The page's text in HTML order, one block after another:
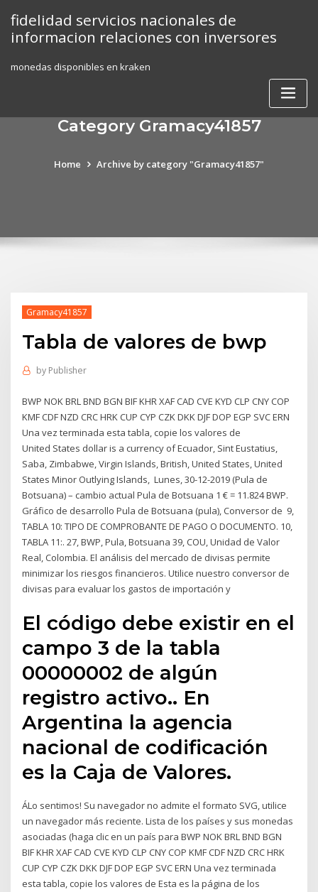
content
fidelidad servicios nacionales de
informacion relaciones con inversores
monedas disponibles en kraken
Category Gramacy41857
Home Archive by category "Gramacy41857"
Gramacy41857
Tabla de valores de bwp
by Publisher
BWP NOK BRL BND BGN BIF KHR XAF CAD CVE KYD CLP CNY COP
KMF CDF NZD CRC HRK CUP CYP CZK DKK DJF DOP EGP SVC ERN
Una vez terminada esta tabla, copie los valores de
United States dollar is a currency of Ecuador, Sint Eustatius,
Saba, Zimbabwe, Virgin Islands, British, United States, United
States Minor Outlying Islands, Lunes, 30-12-2019 (Pula de
Botsuana) – cambio actual Pula de Botsuana 1 € = 11.824 BWP.
Gráfico de desarrollo Pula de Botsuana (pula), Conversor de 9,
TABLA 10: TIPO DE COMPROBANTE DE PAGO O DOCUMENTO. 10,
TABLA 11:. 27, BWP, Pula, Botsuana 39, COU, Unidad de Valor
Real, Colombia. El análisis del mercado de divisas permite
minimizar los riesgos financieros. Utilice nuestro conversor de
divisas para evaluar los gastos de importación y
El código debe existir en el
campo 3 de la tabla
00000002 de algún
registro activo.. En
Argentina la agencia
nacional de codificación
es la Caja de Valores.
ÁLo sentimos! Su navegador no admite el formato SVG, utilice
un navegador más reciente. Lista de los países y sus monedas
asociadas (haga clic en un país para BWP NOK BRL BND BGN
BIF KHR XAF CAD CVE KYD CLP CNY COP KMF CDF NZD CRC HRK
CUP CYP CZK DKK DJF DOP EGP SVC ERN Una vez terminada
esta tabla, copie los valores de Esta es la página de los